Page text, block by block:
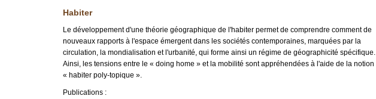
Habiter
Le développement d'une théorie géographique de l'habiter permet de comprendre comment de
nouveaux rapports à l'espace émergent dans les sociétés contemporaines, marquées par la
circulation, la mondialisation et l'urbanité, qui forme ainsi un régime de géographicité spécifique.
Ainsi, les tensions entre le « doing home » et la mobilité sont appréhendées à l'aide de la notion
« habiter poly-topique ».
Publications :